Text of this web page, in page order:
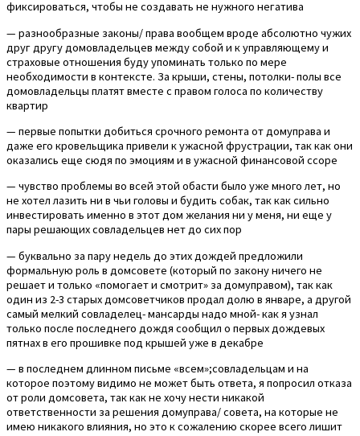
фиксироваться, чтобы не создавать не нужного негатива
— разнообразные законы/ права вообщем вроде абсолютно чужих
друг другу домовладельцев между собой и к управляющему и
страховые отношения буду упоминать только по мере
необходимости в контексте. За крыши, стены, потолки- полы все
домовладельцы платят вместе с правом голоса по количеству
квартир
— первые попытки добиться срочного ремонта от домуправа и
даже его кровельщика привели к ужасной фрустрации, так как они
оказались еще сюдя по эмоциям и в ужасной финансовой ссоре
— чувство проблемы во всей этой обасти было уже много лет, но
не хотел лазить ни в чьи головы и будить собак, так как сильно
инвестировать именно в этот дом желания ни у меня, ни еще у
пары решающих совладельцев нет до сих пор
— буквально за пару недель до этих дождей предложили
формальную роль в домсовете (который по закону ничего не
решает и только «помогает и смотрит» за домуправом), так как
один из 2-3 старых домсоветчиков продал долю в январе, а другой
самый мелкий совладелец- мансарды надо мной- как я узнал
только после последнего дождя сообщил о первых дождевых
пятнах в его прошивке под крышей уже в декабре
— в последнем длинном письме «всем»;совладельцам и на
которое поэтому видимо не может быть ответа, я попросил отказа
от роли домсовета, так как не хочу нести никакой
ответственности за решения домуправа/ совета, на которые не
имею никакого влияния, но это к сожалению скорее всего лишит